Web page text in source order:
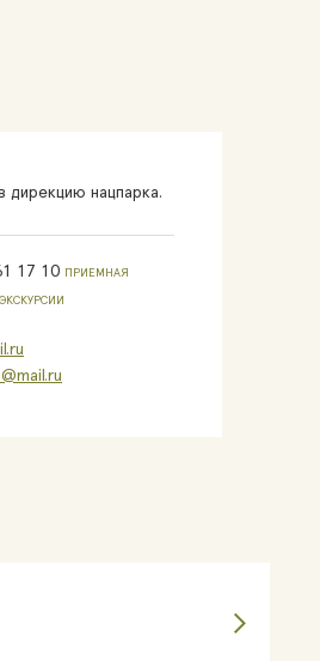
дирекцию нацпарка.
17 10 ПРИЕМНАЯ
ЭКСКУРСИИ